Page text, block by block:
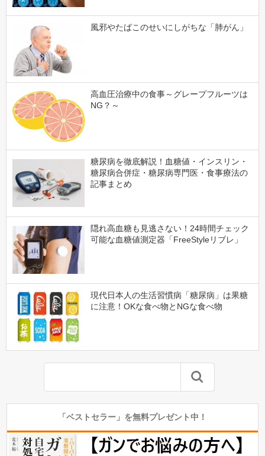
風邪やたばこのせいにしがちな「肺がん」
高血圧治療中の食事～グレープフルーツは
NG？～
糖尿病を徹底解説！血糖値・インスリン・
糖尿病合併症・糖尿病専門医・食事療法の
記事まとめ
隠れ高血糖も見逃さない！24時間チェック
可能な血糖値測定器「FreeStyleリブレ」
現代日本人の生活習慣病「糖尿病」は果糖
に注意！OKな食べ物とNGな食べ物
「ベストセラー」を無料プレゼント中！